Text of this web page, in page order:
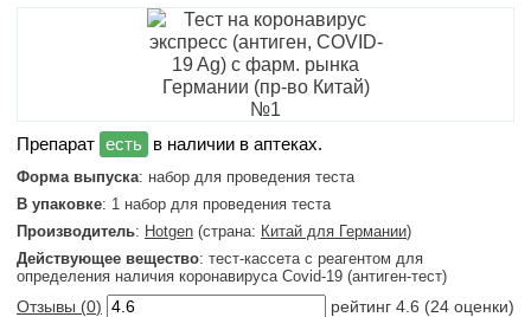
в наличии в аптеках.
Форма выпуска: набор для проведения теста
В упаковке: 1 набор для проведения теста
Производитель: Hotgen (страна: Китай для Германии)
Действующее вещество: тест-кассета с реагентом для
определения наличия коронавируса Covid-19 (антиген-тест)
Отзывы (0) рейтинг 4.6 (24 оценки)